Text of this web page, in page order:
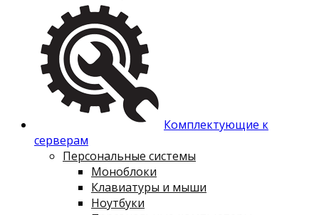
Комплектующие к
серверам
Персональные системы
Моноблоки
Клавиатуры и мыши
Ноутбуки